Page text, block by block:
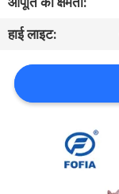
करें
समाचार
हाई लाइट: